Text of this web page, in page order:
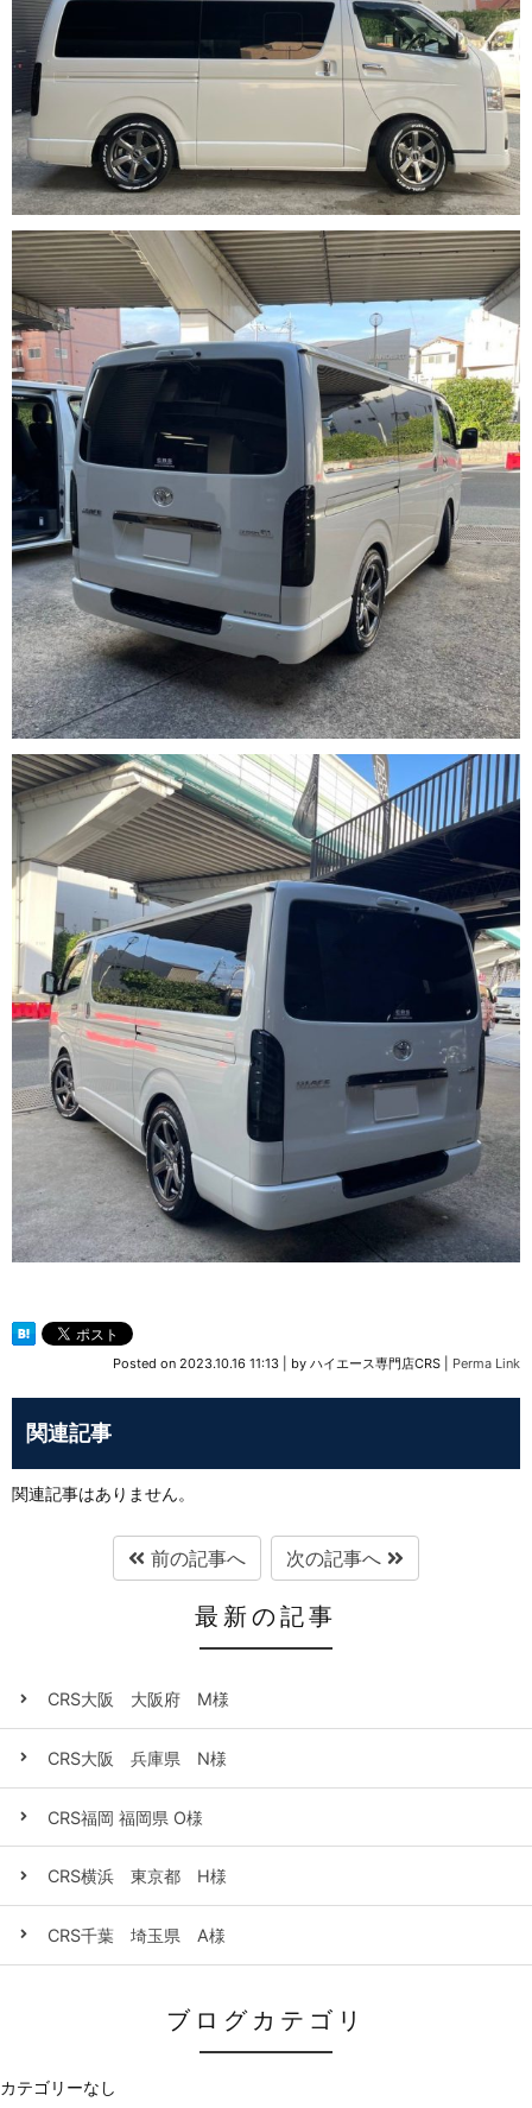
Posted on 2023.10.16 11:13 by ハイエース専門店CRS Perma Link
関連記事
関連記事はありません。
前の記事へ 次の記事へ
最新の記事
CRS大阪 大阪府 M様
CRS大阪 兵庫県 N様
CRS福岡 福岡県 O様
CRS横浜 東京都 H様
CRS千葉 埼玉県 A様
ブログカテゴリ
カテゴリーなし